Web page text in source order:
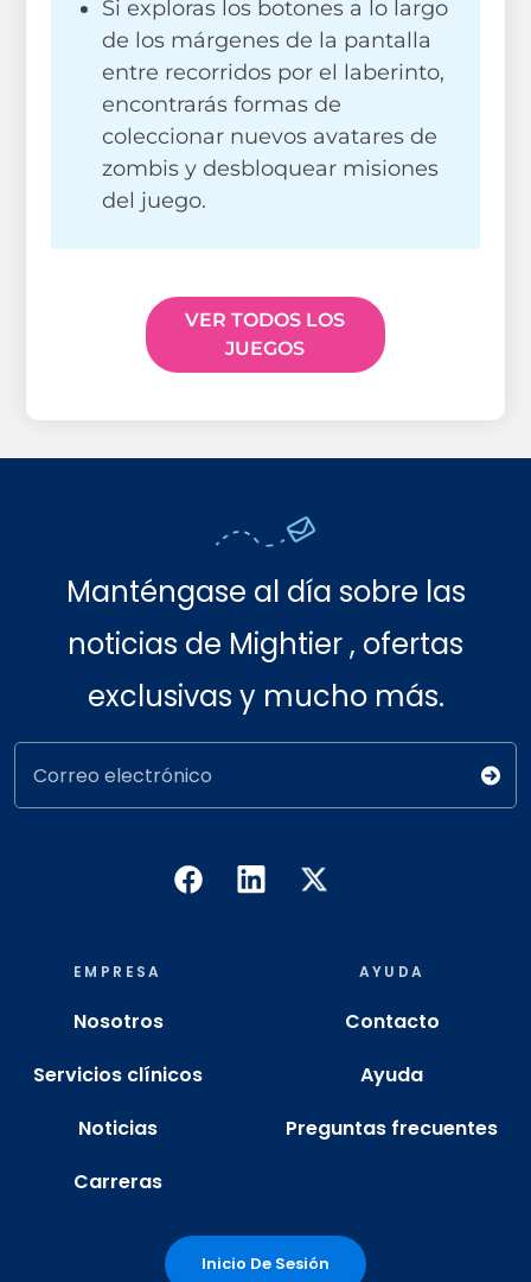
Si exploras los botones a lo largo
de los márgenes de la pantalla
entre recorridos por el laberinto,
encontrarás formas de
coleccionar nuevos avatares de
zombis y desbloquear misiones
del juego.
VER TODOS LOS
JUEGOS
Manténgase al día sobre las
noticias de Mightier , ofertas
exclusivas y mucho más.
Correo electrónico
EMPRESA
Nosotros
Servicios clínicos
Noticias
Carreras
AYUDA
Contacto
Ayuda
Preguntas frecuentes
Inicio De Sesión